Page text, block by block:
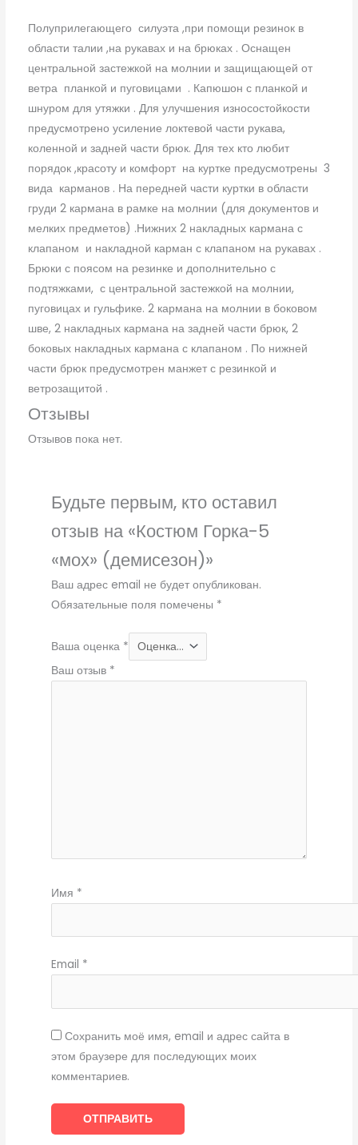
Полуприлегающего силуэта ,при помощи резинок в
области талии ,на рукавах и на брюках . Оснащен
центральной застежкой на молнии и защищающей от
ветра планкой и пуговицами . Капюшон с планкой и
шнуром для утяжки . Для улучшения износостойкости
предусмотрено усиление локтевой части рукава,
коленной и задней части брюк. Для тех кто любит
порядок ,красоту и комфорт на куртке предусмотрены 3
вида карманов . На передней части куртки в области
груди 2 кармана в рамке на молнии (для документов и
мелких предметов) .Нижних 2 накладных кармана с
клапаном и накладной карман с клапаном на рукавах .
Брюки с поясом на резинке и дополнительно с
подтяжками, с центральной застежкой на молнии,
пуговицах и гульфике. 2 кармана на молнии в боковом
шве, 2 накладных кармана на задней части брюк, 2
боковых накладных кармана с клапаном . По нижней
части брюк предусмотрен манжет с резинкой и
ветрозащитой .
Отзывы
Отзывов пока нет.
Будьте первым, кто оставил
отзыв на «Костюм Горка-5
«мох» (демисезон)»
Ваш адрес email не будет опубликован.
Обязательные поля помечены *
Ваша оценка *
Ваш отзыв *
Имя *
Email *
Сохранить моё имя, email и адрес сайта в
этом браузере для последующих моих
комментариев.